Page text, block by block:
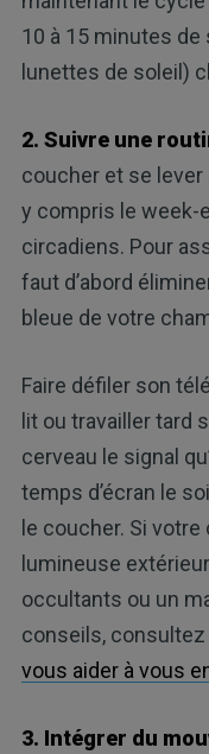
10 à 15 minutes
lunettes de soleil)
2. Suivre une
coucher et se
y compris le week-
circadiens. Pour
faut d’abord
bleue de votre
Faire défiler son
lit ou travailler tard
cerveau le signal
temps d’écran le
le coucher. Si
lumineuse
occultants ou un
conseils, consultez
vous aider à vous
3. Intégrer du